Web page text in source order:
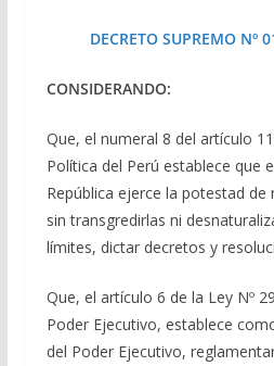
DECRETO SUPREMO Nº
CONSIDERANDO:
Que, el numeral 8 del artículo
Política del Perú establece que
República ejerce la potestad de
sin transgredirlas ni
límites, dictar decretos y
Que, el artículo 6 de la Ley Nº
Poder Ejecutivo, establece
del Poder Ejecutivo,